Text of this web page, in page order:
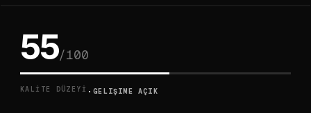
55/100
KALITE DÜZEYI ·GELIŞIME AÇIK